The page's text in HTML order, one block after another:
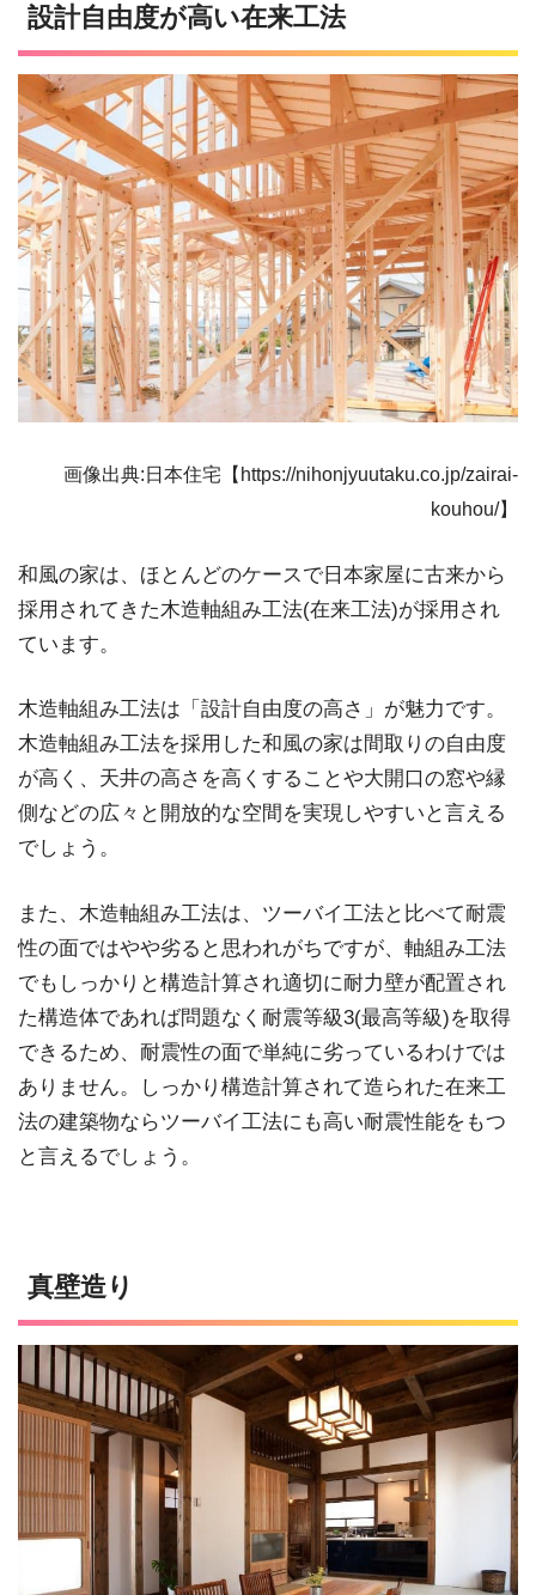
設計自由度が高い在来工法
画像出典:日本住宅【https://nihonjyuutaku.co.jp/zairai-
kouhou/】
和風の家は、ほとんどのケースで日本家屋に古来から
採用されてきた木造軸組み工法(在来工法)が採用され
ています。
木造軸組み工法は「設計自由度の高さ」が魅力です。
木造軸組み工法を採用した和風の家は間取りの自由度
が高く、天井の高さを高くすることや大開口の窓や縁
側などの広々と開放的な空間を実現しやすいと言える
でしょう。
また、木造軸組み工法は、ツーバイ工法と比べて耐震
性の面ではやや劣ると思われがちですが、軸組み工法
でもしっかりと構造計算され適切に耐力壁が配置され
た構造体であれば問題なく耐震等級3(最高等級)を取得
できるため、耐震性の面で単純に劣っているわけでは
ありません。しっかり構造計算されて造られた在来工
法の建築物ならツーバイ工法にも高い耐震性能をもつ
と言えるでしょう。
真壁造り